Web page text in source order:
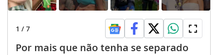
1 / 7
Por mais que não tenha se separado